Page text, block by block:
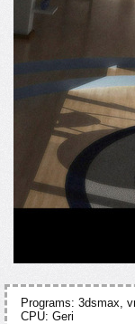
Programs: 3dsmax,
CPU: Geri